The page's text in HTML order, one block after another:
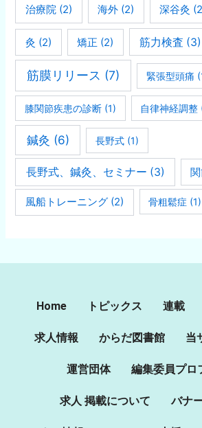
治療院 (2) 海外 (2) 深谷灸
灸 (2) 矯正 (2) 筋力検査 (3)
筋膜リリース (7) 緊張型頭痛
膝関節疾患の診断 (1) 自律神経調整
鍼灸 (6) 長野式 (1)
長野式、鍼灸、セミナー (3)
風船トレーニング (2) 骨粗鬆症 (1)
Home トピックス 連載
求人情報 からだ図書館 当
運営団体 編集委員プロ
求人 掲載について バナ